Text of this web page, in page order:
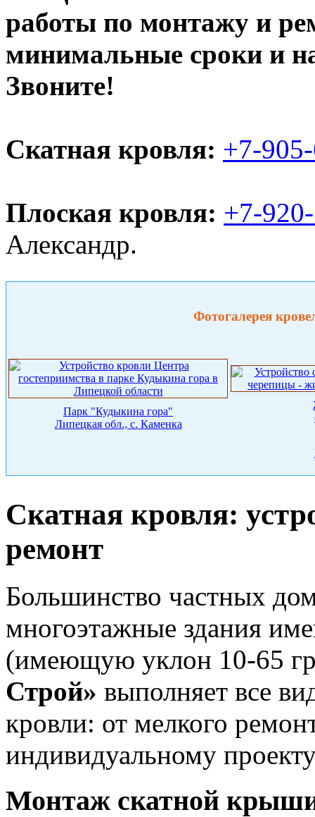
работы по монтажу и
минимальные сроки и
Звоните!
Скатная кровля: +7-
Плоская кровля: +7-
Александр.
Фотогалерея
Парк "Кудыкина гора"
Липецкая обл., с. Каменка
Скатная кровля:
ремонт
Большинство частных
многоэтажные здания
(имеющую уклон 10-65
Строй» выполняет все
кровли: от мелкого
индивидуальному
Монтаж скатной